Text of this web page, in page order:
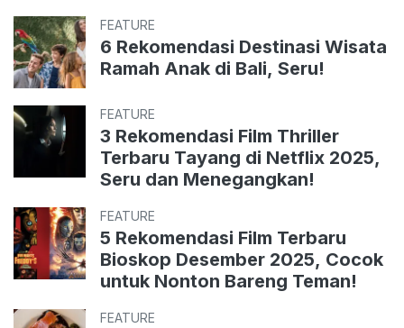
FEATURE
6 Rekomendasi Destinasi Wisata
Ramah Anak di Bali, Seru!
FEATURE
3 Rekomendasi Film Thriller
Terbaru Tayang di Netflix 2025,
Seru dan Menegangkan!
FEATURE
5 Rekomendasi Film Terbaru
Bioskop Desember 2025, Cocok
untuk Nonton Bareng Teman!
FEATURE